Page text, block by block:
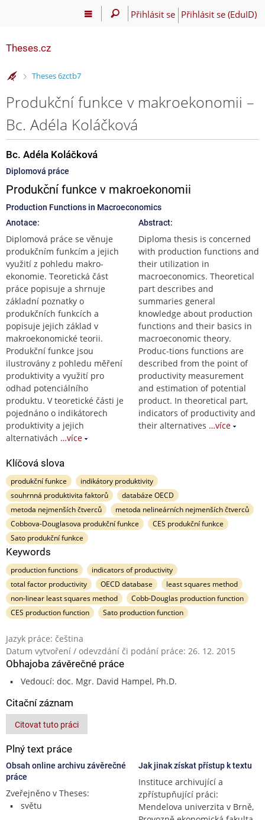
Přihlásit se Přihlásit se (EduID)
Theses.cz
>
Theses 6zctb7
Produkční funkce v makroekonomii –
Bc. Adéla Koláčková
Bc. Adéla Koláčková
Diplomová práce
Produkční funkce v makroekonomii
Production Functions in Macroeconomics
Anotace:
Diplomová práce se věnuje
produkčním funkcím a jejich
využití z pohledu makro-
ekonomie. Teoretická část
práce popisuje a shrnuje
základní poznatky o
produkčních funkcích a
popisuje jejich základ v
makroekonomické teorii.
Produkční funkce jsou
ilustrovány z pohledu měření
produktivity a využití pro
odhad potenciálního
produktu. V teoretické části je
pojednáno o indikátorech
produktivity a jejich
alternativách …více
Abstract:
Diploma thesis is concerned
with production functions and
their utilization in
macroeconomics. Theoretical
part describes and
summaries general
knowledge about production
functions and their basics in
macroeconomic theory.
Produc-tions functions are
described from the point of
productivity measurement
and estimation of potential
product. In theoretical part,
indicators of productivity and
their alternatives …více
Klíčová slova
produkční funkce
indikátory produktivity
souhrnná produktivita faktorů
databáze OECD
metoda nejmenších čtverců
metoda nelineárních nejmenších čtverců
Cobbova-Douglasova produkční funkce
CES produkční funkce
Sato produkční funkce
Keywords
production functions
indicators of productivity
total factor productivity
OECD database
least squares method
non-linear least squares method
Cobb-Douglas production function
CES production function
Sato production function
Jazyk práce: čeština
Datum vytvoření / odevzdání či podání práce: 26. 12. 2015
Obhajoba závěrečné práce
Vedoucí: doc. Mgr. David Hampel, Ph.D.
Citační záznam
Citovat tuto práci
Plný text práce
Obsah online archivu závěrečné
práce
Zveřejněno v Theses:
světu
Jak jinak získat přístup k textu
Instituce archivující a
zpřístupňující práci:
Mendelova univerzita v Brně,